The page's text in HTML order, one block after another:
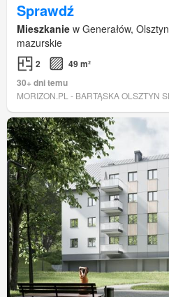
Sprawdź
Mieszkanie w Generałów,
mazurskie
2
49 m²
30+ dni temu